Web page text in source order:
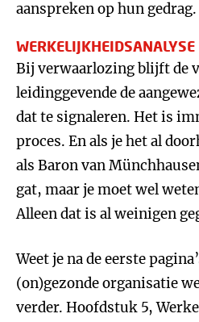
aanspreken op hun gedrag.
WERKELIJKHEIDSANALYSE
Bij verwaarlozing blijft de
leidinggevende de
dat te signaleren. Het is
proces. En als je het al
als Baron van
gat, maar je moet wel
Alleen dat is al weinigen
Weet je na de eerste
(on)gezonde organisatie
verder. Hoofdstuk 5,